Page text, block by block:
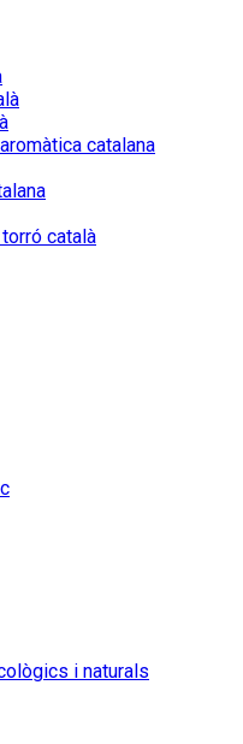
catalana
català
i naturals